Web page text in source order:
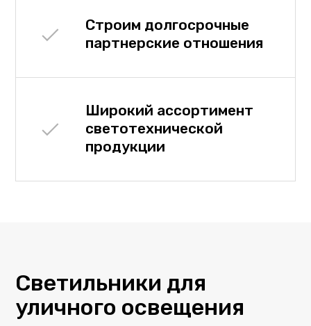
Строим долгосрочные
партнерские отношения
Широкий ассортимент
светотехнической
продукции
Светильники для
уличного освещения